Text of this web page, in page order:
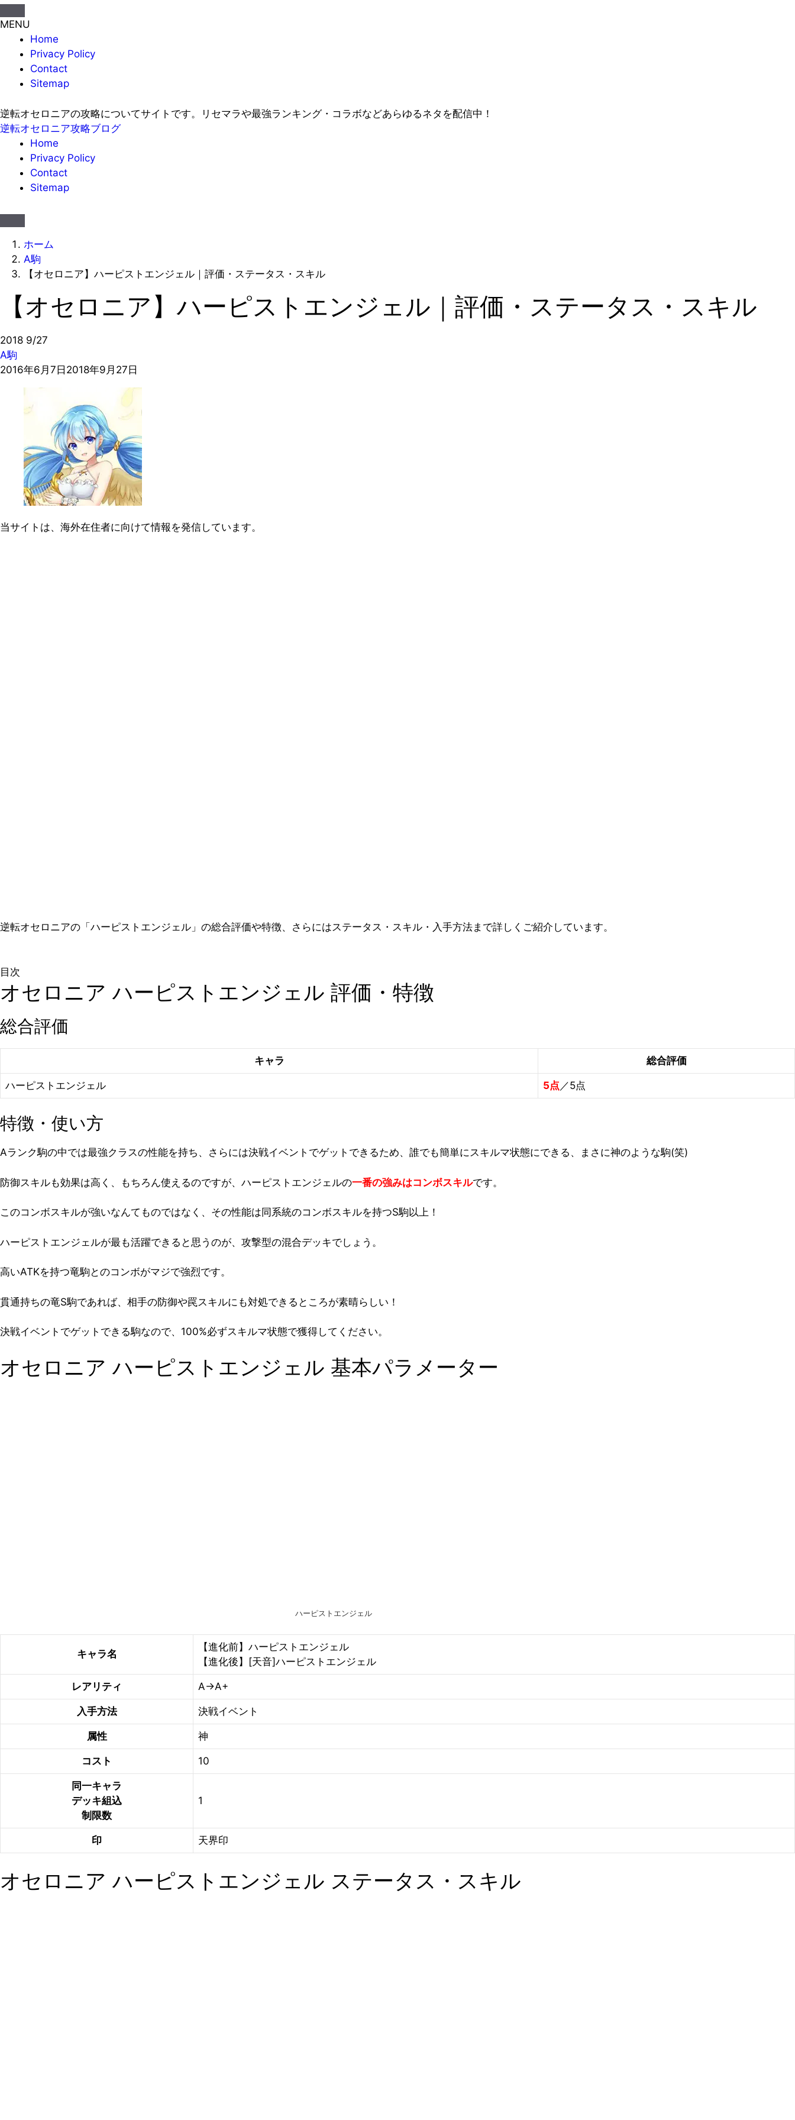
MENU
Home
Privacy Policy
Contact
Sitemap
逆転オセロニアの攻略についてサイトです。リセマラや最強ランキング・コラボなどあらゆるネタを配信中！
逆転オセロニア攻略ブログ
Home
Privacy Policy
Contact
Sitemap
ホーム
A駒
【オセロニア】ハーピストエンジェル｜評価・ステータス・スキル
【オセロニア】ハーピストエンジェル｜評価・ステータス・スキル
2018 9/27
A駒
2016年6月7日 2018年9月27日
当サイトは、海外在住者に向けて情報を発信しています。
逆転オセロニアの「ハーピストエンジェル」の総合評価や特徴、さらにはステータス・スキル・入手方法まで詳しくご紹介しています。
目次
オセロニア ハーピストエンジェル 評価・特徴
総合評価
キャラ 総合評価
ハーピストエンジェル 5点 ／5点
特徴・使い方
Aランク駒の中では最強クラスの性能を持ち、さらには決戦イベントでゲットできるため、誰でも簡単にスキルマ状態にできる、まさに神のような駒(笑)
防御スキルも効果は高く、もちろん使えるのですが、ハーピストエンジェルの一番の強みはコンボスキルです。
このコンボスキルが強いなんてものではなく、その性能は同系統のコンボスキルを持つS駒以上！
ハーピストエンジェルが最も活躍できると思うのが、攻撃型の混合デッキでしょう。
高いATKを持つ竜駒とのコンボがマジで強烈です。
貫通持ちの竜S駒であれば、相手の防御や罠スキルにも対処できるところが素晴らしい！
決戦イベントでゲットできる駒なので、100%必ずスキルマ状態で獲得してください。
オセロニア ハーピストエンジェル 基本パラメーター
ハーピストエンジェル
キャラ名
【進化前】ハーピストエンジェル
【進化後】[天音]ハーピストエンジェル
レアリティ A→A+
入手方法 決戦イベント
属性 神
コスト 10
同一キャラ
デッキ組込
制限数
1
印 天界印
オセロニア ハーピストエンジェル ステータス・スキル